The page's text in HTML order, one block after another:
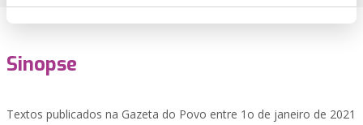
Sinopse
Textos publicados na Gazeta do Povo entre 1o de janeiro de 2021